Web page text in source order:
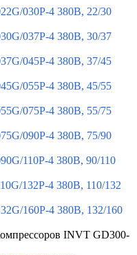
030P-4 380В, 22/30
037P-4 380В, 30/37
045P-4 380В, 37/45
055P-4 380В, 45/55
075P-4 380В, 55/75
090P-4 380В, 75/90
110P-4 380В, 90/110
132P-4 380В, 110/132
160P-4 380В, 132/160
INVT GD300-